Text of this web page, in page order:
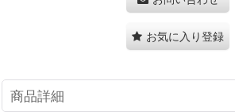
お気に入り登録
商品詳細